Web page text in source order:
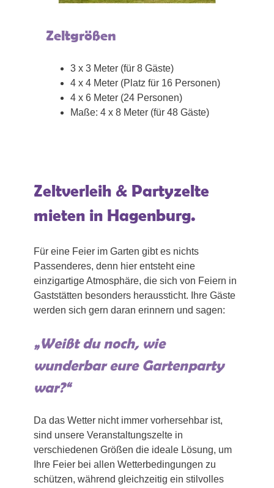
Zeltgrößen
3 x 3 Meter (für 8 Gäste)
4 x 4 Meter (Platz für 16 Personen)
4 x 6 Meter (24 Personen)
Maße: 4 x 8 Meter (für 48 Gäste)
Zeltverleih & Partyzelte
mieten in Hagenburg.
Für eine Feier im Garten gibt es nichts
Passenderes, denn hier entsteht eine
einzigartige Atmosphäre, die sich von Feiern in
Gaststätten besonders heraussticht. Ihre Gäste
werden sich gern daran erinnern und sagen:
„Weißt du noch, wie
wunderbar eure Gartenparty
war?“
Da das Wetter nicht immer vorhersehbar ist,
sind unsere Veranstaltungszelte in
verschiedenen Größen die ideale Lösung, um
Ihre Feier bei allen Wetterbedingungen zu
schützen, während gleichzeitig ein stilvolles